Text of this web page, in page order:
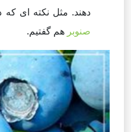
دهند. مثل نکته ای که
صنوبر هم گفتیم.